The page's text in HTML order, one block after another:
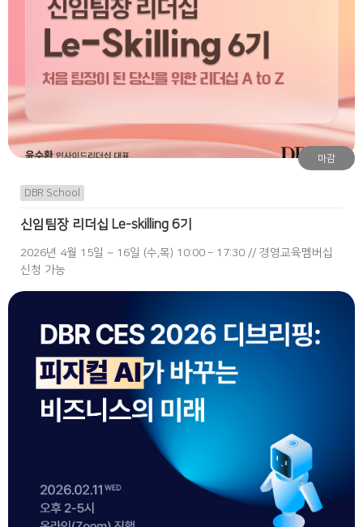
마감
DBR School
신임팀장 리더십 Le-skilling 6기
2026년 4월 15일 ~ 16일 (수,목) 10:00 – 17:30 // 경영교육멤버십
신청 가능